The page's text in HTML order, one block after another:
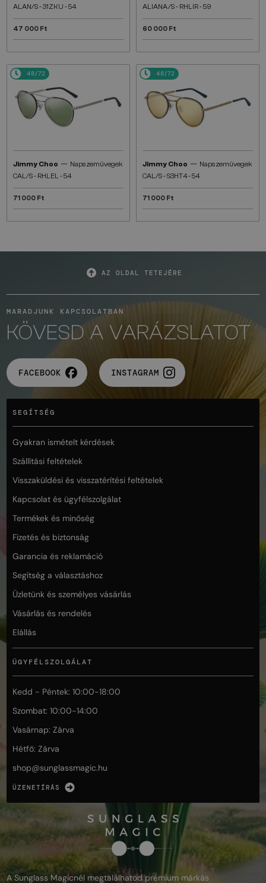
ALAN/S - 31ZKU - 54
47 000 Ft
ALIANA/S - RHLIR - 59
60 000 Ft
48/72
Jimmy Choo — Napszemüvegek
CAL/S - RHLEL - 54
71 000 Ft
48/72
Jimmy Choo — Napszemüvegek
CAL/S - S3HT4 - 54
71 000 Ft
AZ OLDAL TETEJÉRE
MARADJUNK KAPCSOLATBAN
KÖVESD A VARÁZSLATOT
FACEBOOK INSTAGRAM
SEGÍTSÉG
Gyakran ismételt kérdések
Szállítási feltételek
Visszaküldési és visszatérítési feltételek
Kapcsolat és ügyfélszolgálat
Termékek és minőség
Fizetés és biztonság
Garancia és reklamáció
Segítség a választáshoz
Üzletünk és személyes vásárlás
Vásárlás és rendelés
Elállás
ÜGYFÉLSZOLGÁLAT
Kedd - Péntek: 10:00-18:00
Szombat: 10:00-14:00
Vasárnap: Zárva
Hétfő: Zárva
shop@sunglassmagic.hu
ÜZENETÍRÁS
A Sunglass Magicnél megtalálhatod prémium márkás